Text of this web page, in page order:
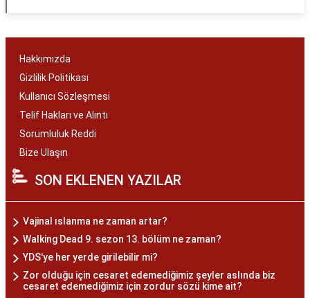
Hakkımızda
Gizlilik Politikası
Kullanıcı Sözleşmesi
Telif Hakları ve Alıntı
Sorumluluk Reddi
Bize Ulaşın
SON EKLENEN YAZILAR
Vajinal ıslanma ne zaman artar?
Walking Dead 9. sezon 13. bölüm ne zaman?
YDS'ye her yerde girilebilir mi?
Zor olduğu için cesaret edemediğimiz şeyler aslında biz
cesaret edemediğimiz için zordur sözü kime ait?